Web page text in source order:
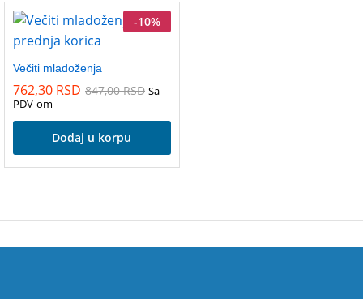
-10%
Večiti mladoženja
762,30 RSD 847,00RSD Sa
PDV-om
Dodaj u korpu